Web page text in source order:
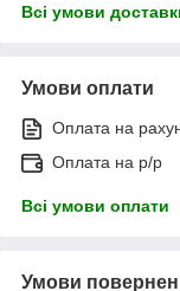
Всі умови
Умови оплати
Оплата на
Оплата на р/р
Всі умови оплати
Умови